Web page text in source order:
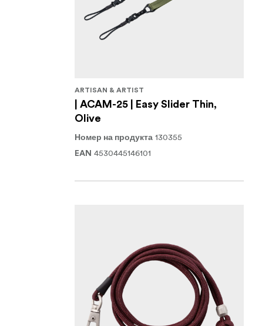
ARTISAN & ARTIST
| ACAM-25 | Easy Slider Thin,
Olive
Номер на продукта 130355
EAN 4530445146101